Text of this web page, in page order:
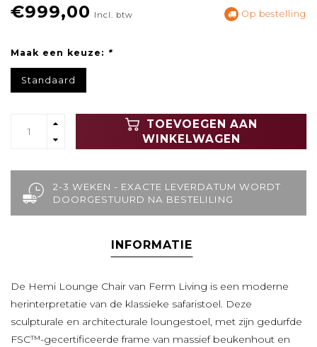
€999,00 Incl. btw Op bestelling
Maak een keuze: *
Standaard
TOEVOEGEN AAN
WINKELWAGEN
2-3 WEKEN - EXACTE LEVERDATUM WORDT
DOORGESTUURD NA BESTELILING
INFORMATIE
De Hemi Lounge Chair van Ferm Living is een moderne
herinterpretatie van de klassieke safaristoel. Deze
sculpturale en architecturale loungestoel, met zijn gedurfde
FSC™-gecertificeerde frame van massief beukenhout en